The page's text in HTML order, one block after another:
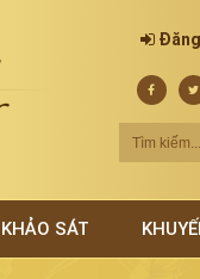
KHẢO SÁT